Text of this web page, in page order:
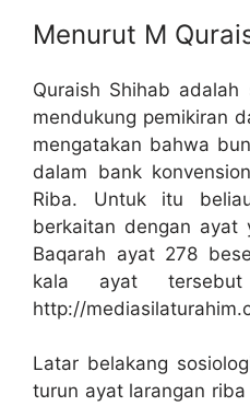
Menurut M
Quraish Shihab
mendukung pemikiran
mengatakan bahwa
dalam bank
Riba. Untuk itu
berkaitan dengan ayat
Baqarah ayat 278
kala ayat
http://
Latar belakang
turun ayat larangan